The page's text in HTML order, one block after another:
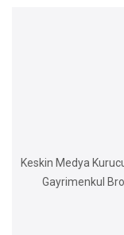
Keskin Medya
Gayrimenkul